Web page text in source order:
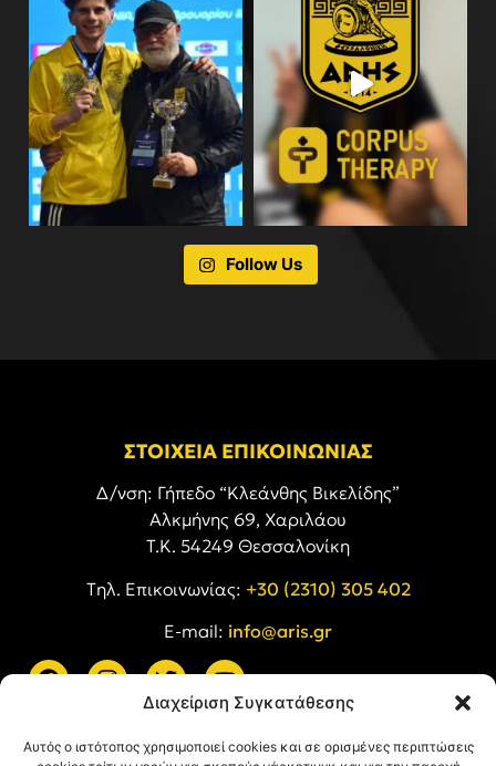
Διαχείριση Συγκατάθεσης
Αυτός ο ιστότοπος χρησιμοποιεί cookies και σε ορισμένες περιπτώσεις
Follow Us
ΣΤΟΙΧΕΙΑ ΕΠΙΚΟΙΝΩΝΙΑΣ
Δ/νση: Γήπεδο “Κλεάνθης Βικελίδης”
Αλκμήνης 69, Χαριλάου
Τ.Κ. 54249 Θεσσαλονίκη
Tηλ. Επικοινωνίας: +30 (2310) 305 402
E-mail: info@aris.gr